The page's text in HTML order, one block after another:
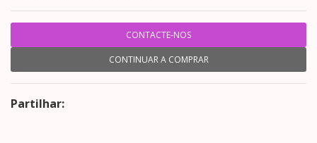
CONTACTE-NOS
CONTINUAR A COMPRAR
Partilhar: